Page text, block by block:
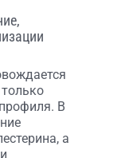
В
а